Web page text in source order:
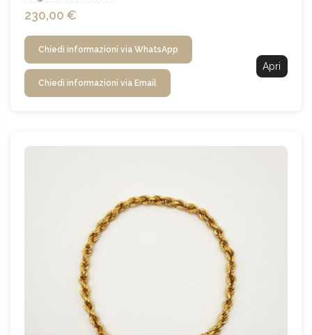
230,00 €
Chiedi informazioni via WhatsApp
Chiedi informazioni via Email
Apri